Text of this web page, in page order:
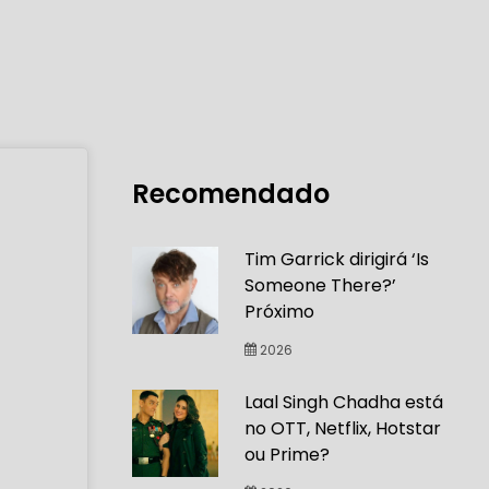
Recomendado
Tim Garrick dirigirá ‘Is
Someone There?’
Próximo
2026
Laal Singh Chadha está
no OTT, Netflix, Hotstar
ou Prime?